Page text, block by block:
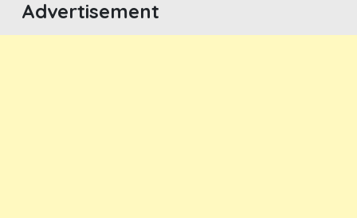
Advertisement